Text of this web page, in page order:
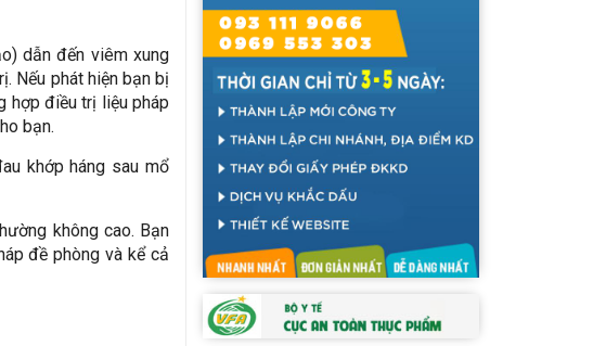
dẫn đến viêm xung
Nếu phát hiện bạn bị
hợp điều trị liệu pháp
bạn.
khớp háng sau mổ
không cao. Bạn
đề phòng và kể cả